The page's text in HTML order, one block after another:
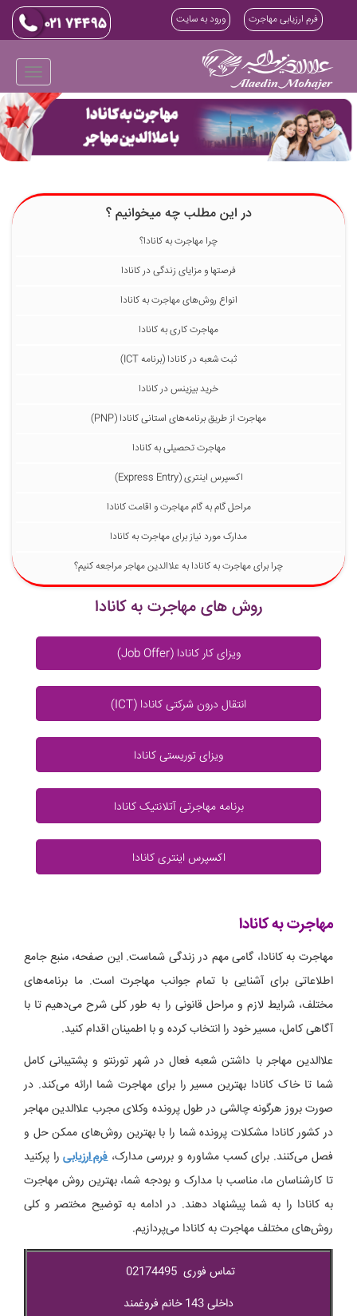
فرم ارزیابی مهاجرت ورود به سایت
در این مطلب چه میخوانیم ؟
چرا مهاجرت به کانادا؟
فرصتها و مزایای زندگی در کانادا
انواع روش‌های مهاجرت به کانادا
مهاجرت کاری به کانادا
ثبت شعبه در کانادا (برنامه ICT)
خرید بیزینس در کانادا
مهاجرت از طریق برنامه‌های استانی کانادا (PNP)
مهاجرت تحصیلی به کانادا
اکسپرس اینتری (Express Entry)
مراحل گام به گام مهاجرت و اقامت کانادا
مدارک مورد نیاز برای مهاجرت به کانادا
چرا برای مهاجرت به کانادا به علاالدین مهاجر مراجعه کنیم؟
روش های مهاجرت به کانادا
ویزای کار کانادا (Job Offer)
انتقال درون شرکتی کانادا (ICT)
ویزای توریستی کانادا
برنامه مهاجرتی آتلانتیک کانادا
اکسپرس اینتری کانادا
مهاجرت به کانادا
مهاجرت به کانادا، گامی مهم در زندگی شماست. این صفحه، منبع جامع
اطلاعاتی برای آشنایی با تمام جوانب مهاجرت است. ما برنامه‌های
مختلف، شرایط لازم و مراحل قانونی را به طور کلی شرح می‌دهیم تا با
آگاهی کامل، مسیر خود را انتخاب کرده و با اطمینان اقدام کنید.
علاالدین مهاجر با داشتن شعبه فعال در شهر تورنتو و پشتیبانی کامل
شما تا خاک کانادا بهترین مسیر را برای مهاجرت شما ارائه می‌کند. در
صورت بروز هرگونه چالشی در طول پرونده وکلای مجرب علاالدین مهاجر
در کشور کانادا مشکلات پرونده شما را با بهترین روش‌های ممکن حل و
فصل می‌کنند. برای کسب مشاوره و بررسی مدارک،فرم ارزیابی را پرکنید
تا کارشناسان ما، مناسب با مدارک و بودجه شما، بهترین روش مهاجرت
به کانادا را به شما پیشنهاد دهند. در ادامه به توضیح مختصر و کلی
روش‌های مختلف مهاجرت به کانادا می‌پردازیم.
تماس فوری 02174495
داخلی 143 خانم فروغمند